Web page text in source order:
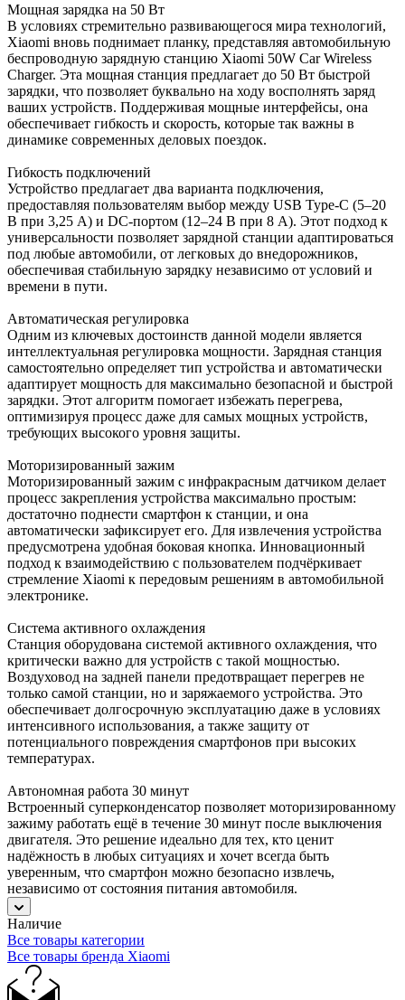
Мощная зарядка на 50 Вт
В условиях стремительно развивающегося мира технологий,
Xiaomi вновь поднимает планку, представляя автомобильную
беспроводную зарядную станцию Xiaomi 50W Car Wireless
Charger. Эта мощная станция предлагает до 50 Вт быстрой
зарядки, что позволяет буквально на ходу восполнять заряд
ваших устройств. Поддерживая мощные интерфейсы, она
обеспечивает гибкость и скорость, которые так важны в
динамике современных деловых поездок.
Гибкость подключений
Устройство предлагает два варианта подключения,
предоставляя пользователям выбор между USB Type-C (5–20
В при 3,25 А) и DC-портом (12–24 В при 8 А). Этот подход к
универсальности позволяет зарядной станции адаптироваться
под любые автомобили, от легковых до внедорожников,
обеспечивая стабильную зарядку независимо от условий и
времени в пути.
Автоматическая регулировка
Одним из ключевых достоинств данной модели является
интеллектуальная регулировка мощности. Зарядная станция
самостоятельно определяет тип устройства и автоматически
адаптирует мощность для максимально безопасной и быстрой
зарядки. Этот алгоритм помогает избежать перегрева,
оптимизируя процесс даже для самых мощных устройств,
требующих высокого уровня защиты.
Моторизированный зажим
Моторизированный зажим с инфракрасным датчиком делает
процесс закрепления устройства максимально простым:
достаточно поднести смартфон к станции, и она
автоматически зафиксирует его. Для извлечения устройства
предусмотрена удобная боковая кнопка. Инновационный
подход к взаимодействию с пользователем подчёркивает
стремление Xiaomi к передовым решениям в автомобильной
электронике.
Система активного охлаждения
Станция оборудована системой активного охлаждения, что
критически важно для устройств с такой мощностью.
Воздуховод на задней панели предотвращает перегрев не
только самой станции, но и заряжаемого устройства. Это
обеспечивает долгосрочную эксплуатацию даже в условиях
интенсивного использования, а также защиту от
потенциального повреждения смартфонов при высоких
температурах.
Автономная работа 30 минут
Встроенный суперконденсатор позволяет моторизированному
зажиму работать ещё в течение 30 минут после выключения
двигателя. Это решение идеально для тех, кто ценит
надёжность в любых ситуациях и хочет всегда быть
уверенным, что смартфон можно безопасно извлечь,
независимо от состояния питания автомобиля.
Наличие
Все товары категории
Все товары бренда Xiaomi